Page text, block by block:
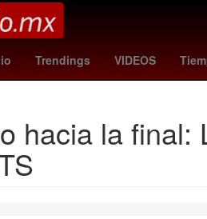
Trendings VIDEOS
sudafrica vs Star
hacia la final: